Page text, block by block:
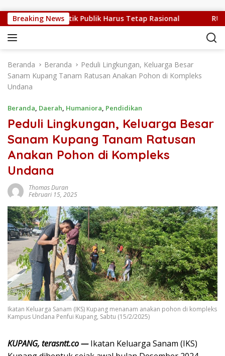
Breaking News
Sulit, Kritik Publik Harus Tetap Rasional
Beranda Beranda
Peduli Lingkungan, Keluarga Besar
Sanam Kupang Tanam Ratusan Anakan Pohon di Kompleks
Undana
Beranda, Daerah, Humaniora, Pendidikan
Peduli Lingkungan, Keluarga Besar
Sanam Kupang Tanam Ratusan
Anakan Pohon di Kompleks
Undana
Thomas Duran
Februari 15, 2025
Ikatan Keluarga Sanam (IKS) Kupang menanam anakan pohon di kompleks
Kampus Undana Penfui Kupang, Sabtu (15/2/2025)
KUPANG, terasntt.co —Ikatan Keluarga Sanam (IKS)